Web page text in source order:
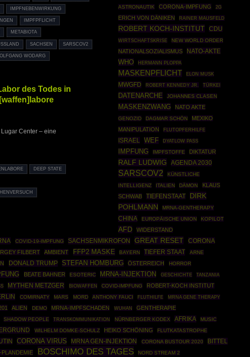
IMPFNEBENWIRKUNG
IMPFPFLICHT
METABIOTA
SACHSEN SARSCOV2
WODARG
des Todes in
Center – eine
DEEP STATE
ASTRONAUTIK
CORONA-IMPFUNG 2G
ERICH VON DÄNIKEN RAINER MAUSFELD
ROBERT KOCH-INSTITUT CDU
WIRTSCHAFTSKRISE NEW WORLD ORDER
NATIONALSOZIALISMUS NATO-AKTE
WHO HERMANN PLOPPA
MASKENPFLICHT ELON MUSK
MWGFD ROBERT KENNEDY JR. TÜRKEI
DATENARCHE JOHANNES CLASEN
MASKENZWANG NATO AKTE
GENOZID DAGMAR SCHÖN
MEXIKO
MANIPULATION
FLUTOPFERHILFE
ISRAEL WEF DYATLOW PASS
IMPFUNG IMPFSTOFFE DIKTATUR
RALF LUDWIG AGENDA 2030
SARSCOV2
KÜNSTLICHE
INTELLIGENZ
ITALIEN DÄMON
KLAUS
SCHWAB
TIEFENSTAAT
DIRK
POHLMANN
MRNA-GENTHERAPY
CHINA EUROPÄISCHE UNION KOPILOT
AFD
WIDERSTAND
COVID-19-IMPFUNG SACHSENMIKROFON GREAT RESET
CORONA
FILBERT AMBIENT FFP2 MASKE BAYERN TIEFER STAAT
ARNE
DONALD TRUMP STEFAN HOMBURG ÖSTERREICH HORROR
BEATE BAHNER ESOTERIC MRNA-INJEKTION GESCHICHTE TANZANIA
MYTHEN METZGER BIOWAFFEN COVID-IMPFUNG ROBERT-KOCH INSTITUT
COMIRNATY MARS MORD ANTHONY FAUCI FLUTHILFE MRNA GENE THERAPY
ALIEN DEMO MRNA-IMPFSCHADEN WUHAN GENTHERAPIE
SHADOW PEOPLE TRANSKOMMUNIKATION NÜRNBERGER KODEX AFRIKA MUSIC
WILHELM DOMKE-SCHULZ HEIKO SCHÖNING
FLUTKATASTROPHE
CORONA VIRUS MRNA GEN-INJEKTION CORONA BUSTOUR 2020
BITTEL
BOSCHIMO DES TAGES NORD STREAM 2